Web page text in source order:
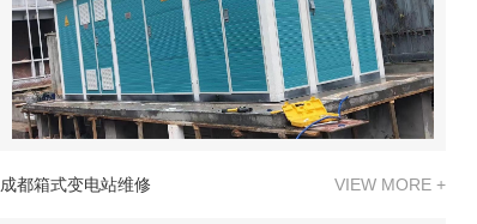
限公司，我们拥有专业的技
术
成都箱式变电站维修 VIEW MORE +